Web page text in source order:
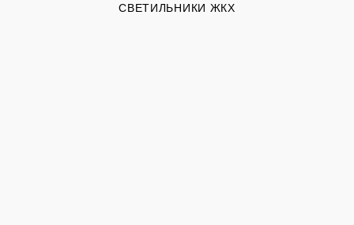
СВЕТИЛЬНИКИ ЖКХ